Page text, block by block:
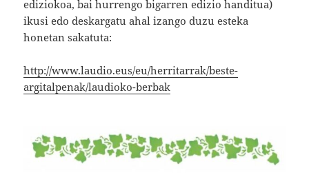
ediziokoa, bai hurrengo bigarren edizio handitua)
ikusi edo deskargatu ahal izango duzu esteka
honetan sakatuta:
http://www.laudio.eus/eu/herritarrak/beste-
argitalpenak/laudioko-berbak